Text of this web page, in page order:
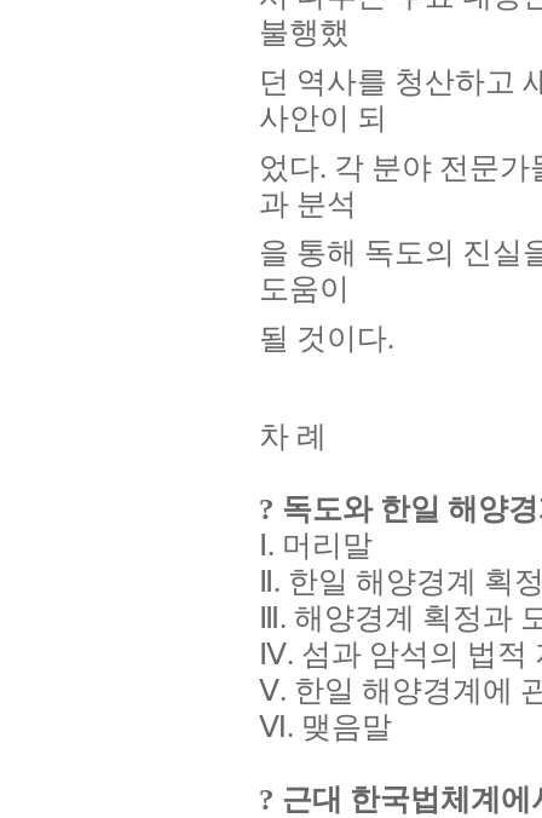
불행했
던 역사를 청산하고
사안이 되
었다. 각 분야 전문
과 분석
을 통해 독도의 진실
도움이
될 것이다.
차 례
? 독도와 한일 해양
Ⅰ. 머리말
Ⅱ. 한일 해양경계 획
Ⅲ. 해양경계 획정과
Ⅳ. 섬과 암석의 법적
Ⅴ. 한일 해양경계에
Ⅵ. 맺음말
? 근대 한국법체계